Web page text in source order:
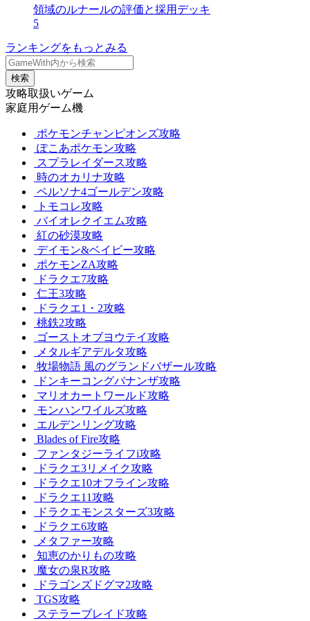
領域のルナールの評価と採用デッキ
5
ランキングをもっとみる
検索
攻略取扱いゲーム
家庭用ゲーム機
ポケモンチャンピオンズ攻略
ぽこあポケモン攻略
スプラレイダース攻略
時のオカリナ攻略
ペルソナ4ゴールデン攻略
トモコレ攻略
バイオレクイエム攻略
紅の砂漠攻略
デイモン&ベイビー攻略
ポケモンZA攻略
ドラクエ7攻略
仁王3攻略
ドラクエ1・2攻略
桃鉄2攻略
ゴーストオブヨウテイ攻略
メタルギアデルタ攻略
牧場物語 風のグランドバザール攻略
ドンキーコングバナンザ攻略
マリオカートワールド攻略
モンハンワイルズ攻略
エルデンリング攻略
Blades of Fire攻略
ファンタジーライフi攻略
ドラクエ3リメイク攻略
ドラクエ10オフライン攻略
ドラクエ11攻略
ドラクエモンスターズ3攻略
ドラクエ6攻略
メタファー攻略
知恵のかりもの攻略
魔女の泉R攻略
ドラゴンズドグマ2攻略
TGS攻略
ステラーブレイド攻略